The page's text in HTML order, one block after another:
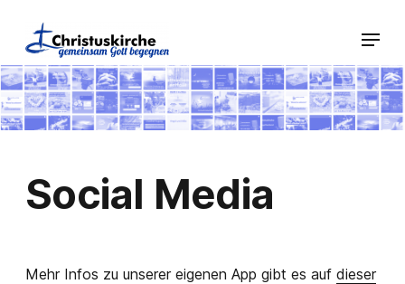
Social Media
Mehr Infos zu unserer eigenen App gibt es auf dieser